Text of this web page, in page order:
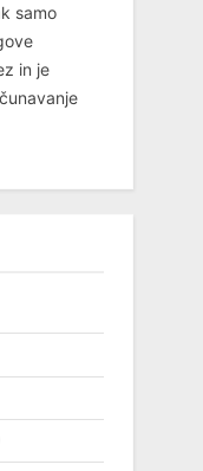
samo
in je